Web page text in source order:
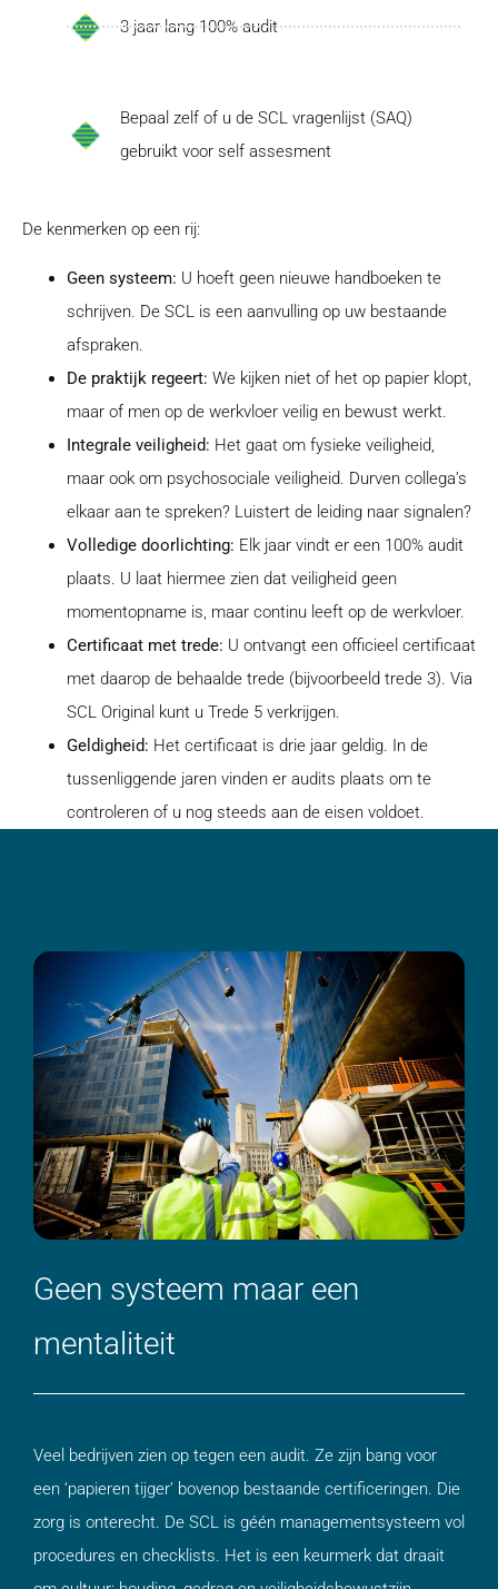
3 jaar lang 100% audit
Bepaal zelf of u de SCL vragenlijst (SAQ)
gebruikt voor self assesment
De kenmerken op een rij:
Geen systeem: U hoeft geen nieuwe handboeken te
schrijven. De SCL is een aanvulling op uw bestaande
afspraken.
De praktijk regeert: We kijken niet of het op papier klopt,
maar of men op de werkvloer veilig en bewust werkt.
Integrale veiligheid: Het gaat om fysieke veiligheid,
maar ook om psychosociale veiligheid. Durven collega’s
elkaar aan te spreken? Luistert de leiding naar signalen?
Volledige doorlichting: Elk jaar vindt er een 100% audit
plaats. U laat hiermee zien dat veiligheid geen
momentopname is, maar continu leeft op de werkvloer.
Certificaat met trede: U ontvangt een officieel certificaat
met daarop de behaalde trede (bijvoorbeeld trede 3). Via
SCL Original kunt u Trede 5 verkrijgen.
Geldigheid: Het certificaat is drie jaar geldig. In de
tussenliggende jaren vinden er audits plaats om te
controleren of u nog steeds aan de eisen voldoet.
Geen systeem maar een
mentaliteit
Veel bedrijven zien op tegen een audit. Ze zijn bang voor
een ‘papieren tijger’ bovenop bestaande certificeringen. Die
zorg is onterecht. De SCL is géén managementsysteem vol
procedures en checklists. Het is een keurmerk dat draait